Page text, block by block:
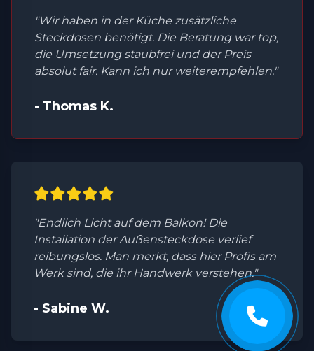
"Wir haben in der Küche zusätzliche
Steckdosen benötigt. Die Beratung war top,
die Umsetzung staubfrei und der Preis
absolut fair. Kann ich nur weiterempfehlen."
- Thomas K.
"Endlich Licht auf dem Balkon! Die
Installation der Außensteckdose verlief
reibungslos. Man merkt, dass hier Profis am
Werk sind, die ihr Handwerk verstehen."
- Sabine W.